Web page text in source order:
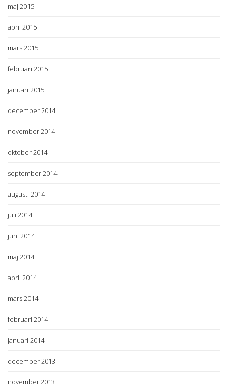
maj 2015
april 2015
mars 2015
februari 2015
januari 2015
december 2014
november 2014
oktober 2014
september 2014
augusti 2014
juli 2014
juni 2014
maj 2014
april 2014
mars 2014
februari 2014
januari 2014
december 2013
november 2013